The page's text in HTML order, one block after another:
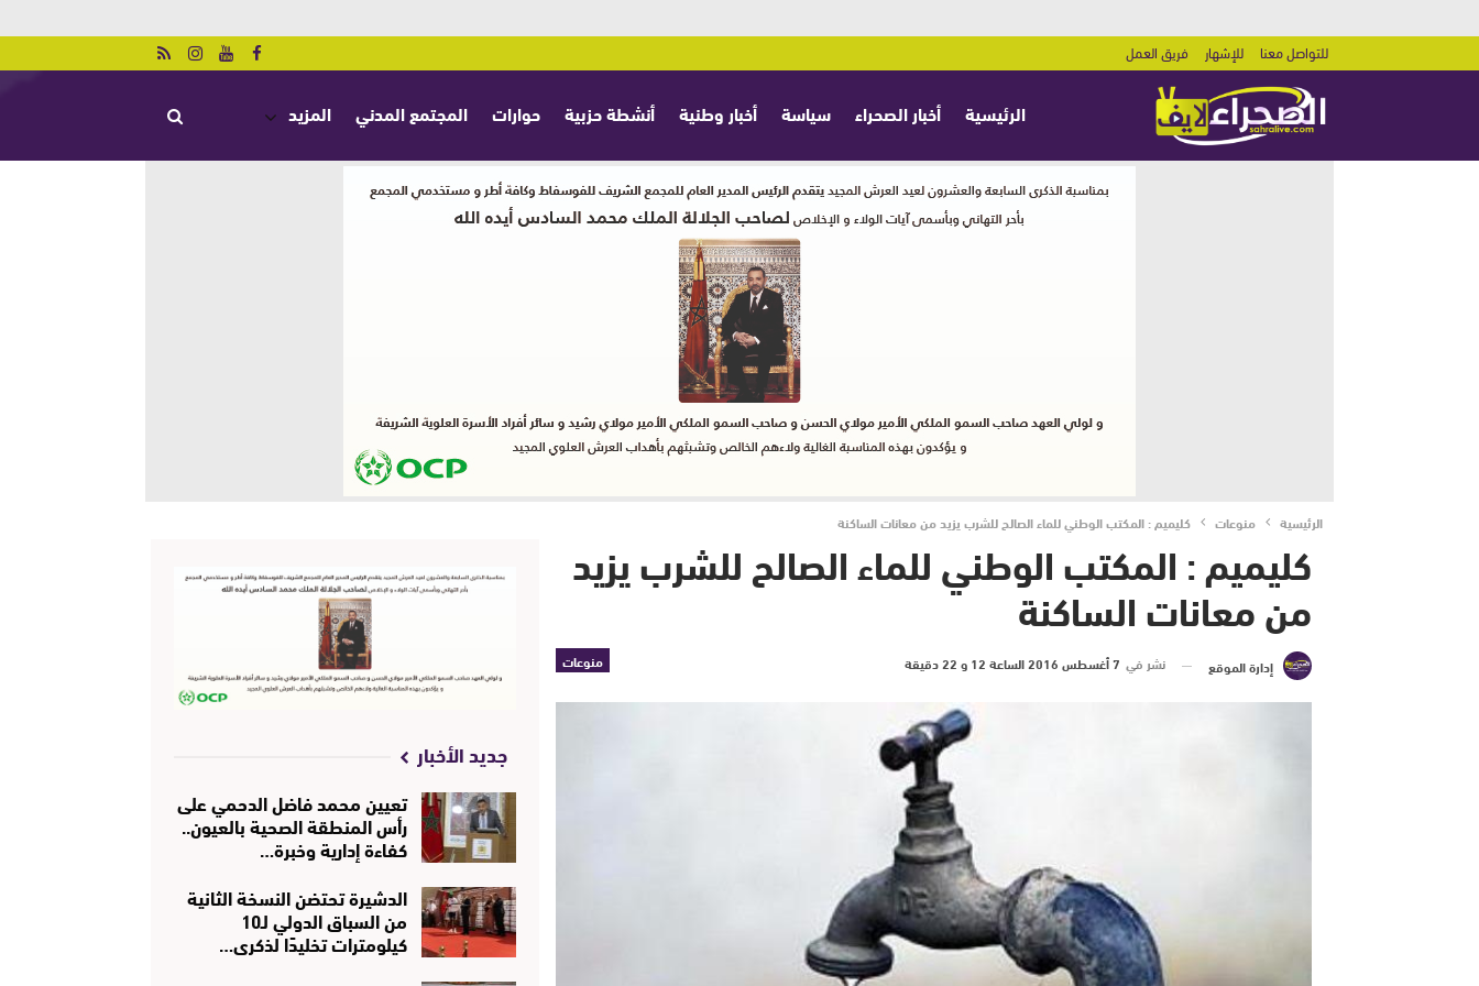
للتواصل معنا للإشهار فريق العمل
الرئيسية أخبار الصحراء سياسة أخبار وطنية أنشطة حزبية حوارات المجتمع المدني المزيد
الرئيسية منوعات كليميم : المكتب الوطني للماء الصالح للشرب يزيد من معانات الساكنة
كليميم : المكتب الوطني للماء الصالح للشرب يزيد
من معانات الساكنة
منوعات إدارة الموقع نشر في 7 أغسطس 2016 الساعة 12 و 22 دقيقة
جديد الأخبار
تعيين محمد فاضل الدحمي على
رأس المنطقة الصحية بالعيون..
كفاءة إدارية وخبرة…
الدشيرة تحتضن النسخة الثانية
من السباق الدولي لـ10
كيلومترات تخليدًا لذكرى…